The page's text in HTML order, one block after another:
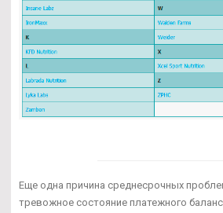
Еще одна причина среднесрочных
тревожное состояние платежного